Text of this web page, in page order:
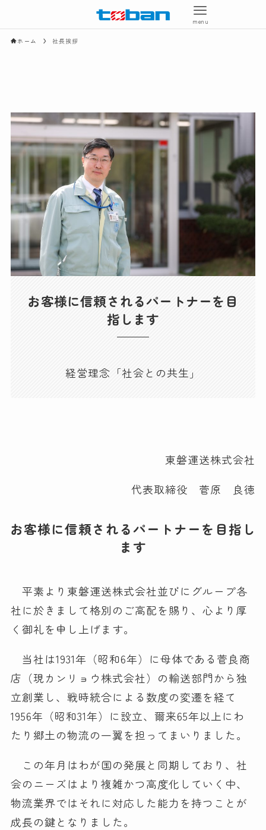
menu
ホーム 社長挨拶
お客様に信頼されるパートナーを目
指します
経営理念「社会との共生」
東磐運送株式会社
代表取締役 菅原 良徳
お客様に信頼されるパートナーを目指し
ます
平素より東磐運送株式会社並びにグループ各
社に於きまして格別のご高配を賜り、心より厚
く御礼を申し上げます。
当社は1931年（昭和6年）に母体である菅良商
店（現カンリョウ株式会社）の輸送部門から独
立創業し、戦時統合による数度の変遷を経て
1956年（昭和31年）に設立、爾来65年以上にわ
たり郷土の物流の一翼を担ってまいりました。
この年月はわが国の発展と同期しており、社
会のニーズはより複雑かつ高度化していく中、
物流業界ではそれに対応した能力を持つことが
成長の鍵となりました。